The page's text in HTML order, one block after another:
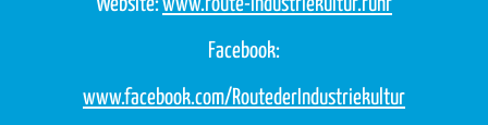
Website:www.route-industriekultur.ruhr
Facebook:
www.facebook.com/RoutederIndustriekultur